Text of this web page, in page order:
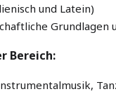
und Latein)
Grundlagen
Bereich: